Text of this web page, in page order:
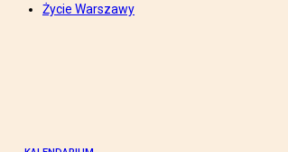
Życie Warszawy